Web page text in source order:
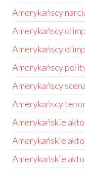
Amerykańscy
Amerykańscy
Amerykańscy
Amerykańscy
Amerykańscy
Amerykańscy
Amerykańskie
Amerykańskie
Amerykańskie